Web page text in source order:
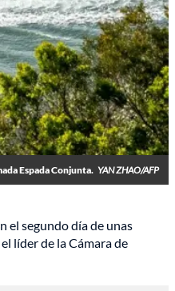
Espada Conjunta. YAN ZHAO/AFP
el segundo día de unas
líder de la Cámara de